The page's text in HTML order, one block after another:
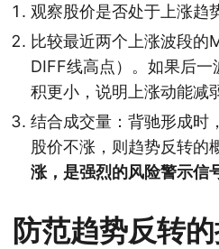
观察股价是否处于上涨趋
比较最近两个上涨波段的
DIFF线高点）。如果后
积更小，说明上涨动能减
结合成交量：背驰形成时
股价不涨，则趋势反转的
涨，是强烈的风险警示信
防范趋势反转